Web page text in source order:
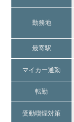
勤務地
最寄駅
マイカー通勤
転勤
受動喫煙対策